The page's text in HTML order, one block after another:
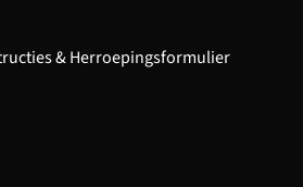
& Herroepingsformulier